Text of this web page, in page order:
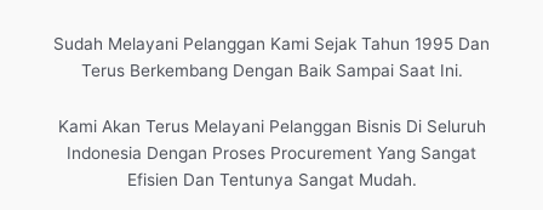
Sudah Melayani Pelanggan Kami Sejak Tahun 1995 Dan
Terus Berkembang Dengan Baik Sampai Saat Ini.
Kami Akan Terus Melayani Pelanggan Bisnis Di Seluruh
Indonesia Dengan Proses Procurement Yang Sangat
Efisien Dan Tentunya Sangat Mudah.